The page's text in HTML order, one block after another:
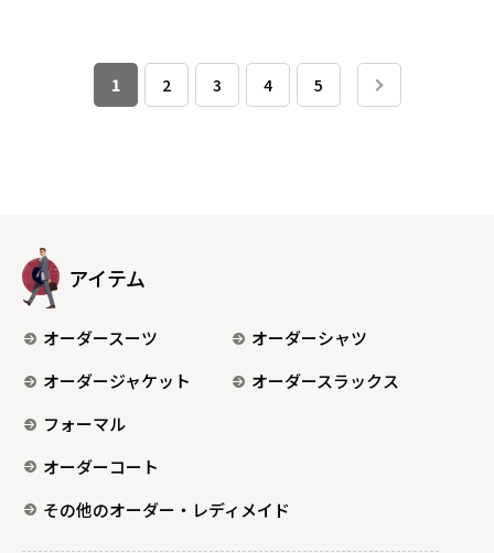
1 2 3 4 5
アイテム
オーダースーツ
オーダーシャツ
オーダージャケット
オーダースラックス
フォーマル
オーダーコート
その他のオーダー・レディメイド